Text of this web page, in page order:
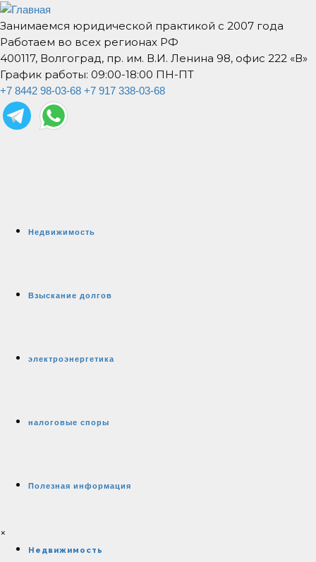
Занимаемся юридической практикой с 2007 года
Работаем во всех регионах РФ
400117, Волгоград, пр. им. В.И. Ленина 98, офис 222 «В»
График работы: 09:00-18:00 ПН-ПТ
+7 8442 98-03-68 +7 917 338-03-68
Недвижимость
Взыскание долгов
электроэнергетика
налоговые споры
Полезная информация
×
Недвижимость